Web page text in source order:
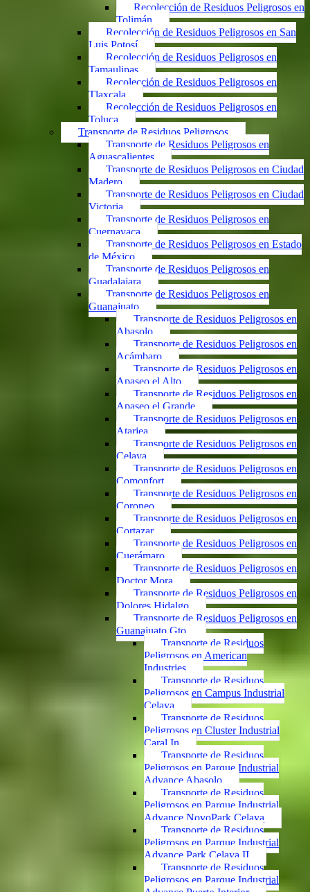
Recolección de Residuos Peligrosos en
Tolimán
Recolección de Residuos Peligrosos en San
Luis Potosí
Recolección de Residuos Peligrosos en
Tamaulipas
Recolección de Residuos Peligrosos en
Tlaxcala
Recolección de Residuos Peligrosos en
Toluca
Transporte de Residuos Peligrosos
Transporte de Residuos Peligrosos en
Aguascalientes
Transporte de Residuos Peligrosos en Ciudad
Madero
Transporte de Residuos Peligrosos en Ciudad
Victoria
Transporte de Residuos Peligrosos en
Cuernavaca
Transporte de Residuos Peligrosos en Estado
de México
Transporte de Residuos Peligrosos en
Guadalajara
Transporte de Residuos Peligrosos en
Guanajuato
Transporte de Residuos Peligrosos en
Abasolo
Transporte de Residuos Peligrosos en
Acámbaro
Transporte de Residuos Peligrosos en
Apaseo el Alto
Transporte de Residuos Peligrosos en
Apaseo el Grande
Transporte de Residuos Peligrosos en
Atarjea
Transporte de Residuos Peligrosos en
Celaya
Transporte de Residuos Peligrosos en
Comonfort
Transporte de Residuos Peligrosos en
Coroneo
Transporte de Residuos Peligrosos en
Cortazar
Transporte de Residuos Peligrosos en
Cuerámaro
Transporte de Residuos Peligrosos en
Doctor Mora
Transporte de Residuos Peligrosos en
Dolores Hidalgo
Transporte de Residuos Peligrosos en
Guanajuato Gto.
Transporte de Residuos
Peligrosos en American
Industries
Transporte de Residuos
Peligrosos en Campus Industrial
Celaya
Transporte de Residuos
Peligrosos en Cluster Industrial
Caral In
Transporte de Residuos
Peligrosos en Parque Industrial
Advance Abasolo
Transporte de Residuos
Peligrosos en Parque Industrial
Advance NovoPark Celaya
Transporte de Residuos
Peligrosos en Parque Industrial
Advance Park Celaya II
Transporte de Residuos
Peligrosos en Parque Industrial